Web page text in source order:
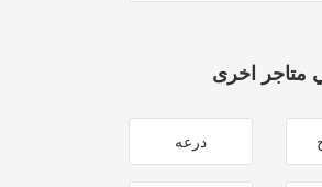
متاجر اخرى
درعه